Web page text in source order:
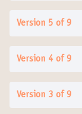
Version 5 of 9
Version 4 of 9
Version 3 of 9